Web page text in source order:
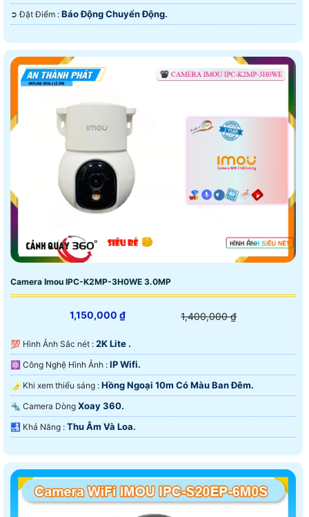
️➲ Đặt Điểm : Báo Động Chuyển Động.
Camera Imou IPC-K2MP-3H0WE 3.0MP
1,150,000 ₫ 1,400,000 ₫
💯 Hình Ảnh Sắc nét : 2K Lite .
⚛️ Công Nghệ Hình Ảnh : IP Wifi.
🌛 Khi xem thiếu sáng : Hồng Ngoại 10m Có Màu Ban Ðêm.
🔩 Camera Dòng Xoay 360.
️🛃 Khả Năng : Thu Âm Và Loa.